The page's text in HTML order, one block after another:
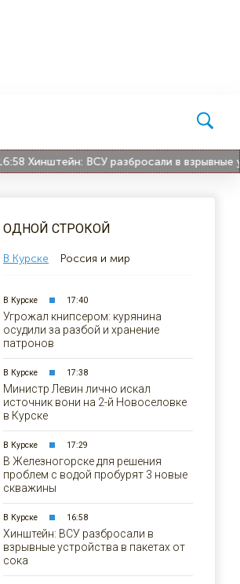
Хинштейн: ВСУ разбросали в взрывные
ОДНОЙ СТРОКОЙ
В Курске Россия и мир
В Курске 17:40
Угрожал книпсером: курянина
осудили за разбой и хранение
патронов
В Курске 17:38
Министр Левин лично искал
источник вони на 2-й Новоселовке
в Курске
В Курске 17:29
В Железногорске для решения
проблем с водой пробурят 3 новые
скважины
В Курске 16:58
Хинштейн: ВСУ разбросали в
взрывные устройства в пакетах от
сока